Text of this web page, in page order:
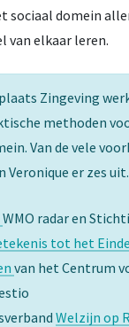
sociaal domein
van elkaar leren.
Zingeving
methoden
Van de vele
Veronique er zes uit.
WMO radar en
tot het Einde
van het Centrum
Welzijn op